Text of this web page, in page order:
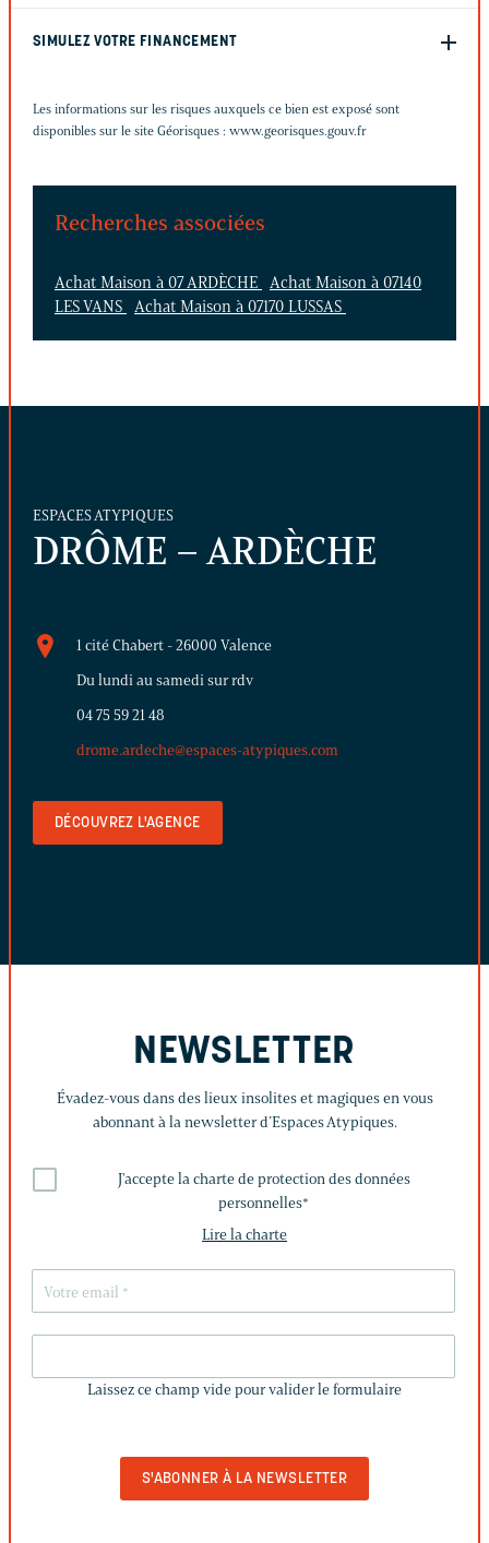
SIMULEZ VOTRE FINANCEMENT
Les informations sur les risques auxquels ce bien est exposé sont
disponibles sur le site Géorisques : www.georisques.gouv.fr
Recherches associées
Achat Maison à 07 ARDÈCHE
Achat Maison à 07140
LES VANS
Achat Maison à 07170 LUSSAS
ESPACES ATYPIQUES
DRÔME – ARDÈCHE
1 cité Chabert - 26000 Valence
Du lundi au samedi sur rdv
04 75 59 21 48
drome.ardeche@espaces-atypiques.com
DÉCOUVREZ L'AGENCE
NEWSLETTER
Évadez-vous dans des lieux insolites et magiques en vous
abonnant à la newsletter d’Espaces Atypiques.
J'accepte la charte de protection des données
personnelles*
Lire la charte
CHAMP
Laissez ce champ vide pour valider le formulaire